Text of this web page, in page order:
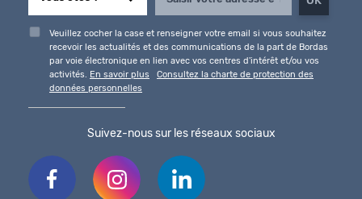
Veuillez cocher la case et renseigner votre email si vous souhaitez
recevoir les actualités et des communications de la part de Bordas
par voie électronique en lien avec vos centres d'intérêt et/ou vos
activités.
En savoir plus
Consultez la charte de protection des
données personnelles
Suivez-nous sur les réseaux sociaux